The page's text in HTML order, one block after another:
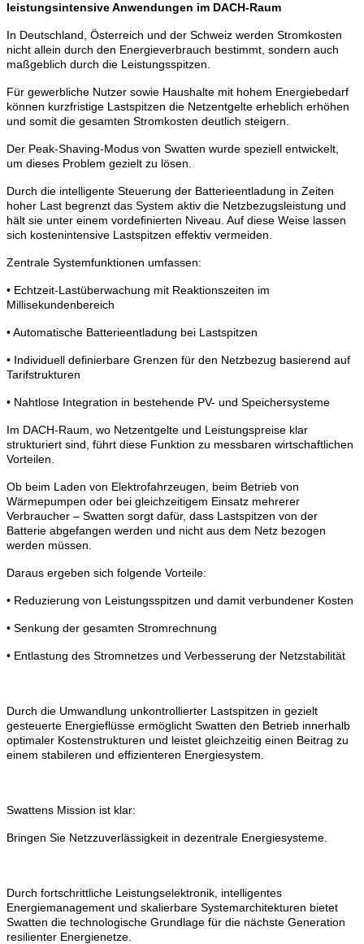
leistungsintensive Anwendungen im DACH-Raum
In Deutschland, Österreich und der Schweiz werden Stromkosten
nicht allein durch den Energieverbrauch bestimmt, sondern auch
maßgeblich durch die Leistungsspitzen.
Für gewerbliche Nutzer sowie Haushalte mit hohem Energiebedarf
können kurzfristige Lastspitzen die Netzentgelte erheblich erhöhen
und somit die gesamten Stromkosten deutlich steigern.
Der Peak-Shaving-Modus von Swatten wurde speziell entwickelt,
um dieses Problem gezielt zu lösen.
Durch die intelligente Steuerung der Batterieentladung in Zeiten
hoher Last begrenzt das System aktiv die Netzbezugsleistung und
hält sie unter einem vordefinierten Niveau. Auf diese Weise lassen
sich kostenintensive Lastspitzen effektiv vermeiden.
Zentrale Systemfunktionen umfassen:
• Echtzeit-Lastüberwachung mit Reaktionszeiten im
Millisekundenbereich
• Automatische Batterieentladung bei Lastspitzen
• Individuell definierbare Grenzen für den Netzbezug basierend auf
Tarifstrukturen
• Nahtlose Integration in bestehende PV- und Speichersysteme
Im DACH-Raum, wo Netzentgelte und Leistungspreise klar
strukturiert sind, führt diese Funktion zu messbaren wirtschaftlichen
Vorteilen.
Ob beim Laden von Elektrofahrzeugen, beim Betrieb von
Wärmepumpen oder bei gleichzeitigem Einsatz mehrerer
Verbraucher – Swatten sorgt dafür, dass Lastspitzen von der
Batterie abgefangen werden und nicht aus dem Netz bezogen
werden müssen.
Daraus ergeben sich folgende Vorteile:
• Reduzierung von Leistungsspitzen und damit verbundener Kosten
• Senkung der gesamten Stromrechnung
• Entlastung des Stromnetzes und Verbesserung der Netzstabilität
Durch die Umwandlung unkontrollierter Lastspitzen in gezielt
gesteuerte Energieflüsse ermöglicht Swatten den Betrieb innerhalb
optimaler Kostenstrukturen und leistet gleichzeitig einen Beitrag zu
einem stabileren und effizienteren Energiesystem.
Swattens Mission ist klar:
Bringen Sie Netzzuverlässigkeit in dezentrale Energiesysteme.
Durch fortschrittliche Leistungselektronik, intelligentes
Energiemanagement und skalierbare Systemarchitekturen bietet
Swatten die technologische Grundlage für die nächste Generation
resilienter Energienetze.